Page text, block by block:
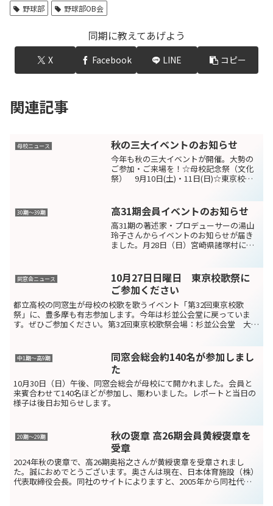
野球部
野球部OB会
同期に教えてあげよう
X Facebook LINE コピー
関連記事
母校ニュース 秋の三大イベントのお知らせ
今年も秋の三大イベントが開催。大勢の
ご参加・ご来場を！☆母校記念祭（文化
祭） 9月10日(土)・11日(日)☆東京校歌
の両日 今年も現役の各クラス、...
30期～39期 高31期会員イベントのお知らせ
高31期の著述家・プロデューサーの湯山
玲子さんからイベントのお知らせが届き
ました。月28日（日）宮崎県諸塚村に
催決定！「森の中のピアノ 坂本龍一の
音楽とともに」...
同窓会ニュース
10月27日日曜日 東京校歌祭に
ご参加ください
都立高校の同窓生が母校の校歌を歌うイベント「第32回東京校歌
祭」に、豊多摩も有志参加します。今年は杉並公会堂に戻っていま
す。ぜひご参加ください。第32回東京校歌祭会場：杉並公会堂 大ホ
中1期～高9期
同窓会総会約140名が参加しまし
た
10月30日（日）午後、同窓会総会が母校にて開かれました。会員と
来賓合わせて140名ほどが参加し、賑わいました。レポートと当日の
様子は後日お知らせします。
20期〜29期
秋の褒章 高26期会員黄綬褒章を
受章
2024年秋の褒章で、高26期奥裕之さんが黄綬褒章を受章されまし
た。誠におめでとうございます。奥さんは現在、日本体育施設（株）
代表取締役会長。同社のサイトによりますと、2005年から同社代表